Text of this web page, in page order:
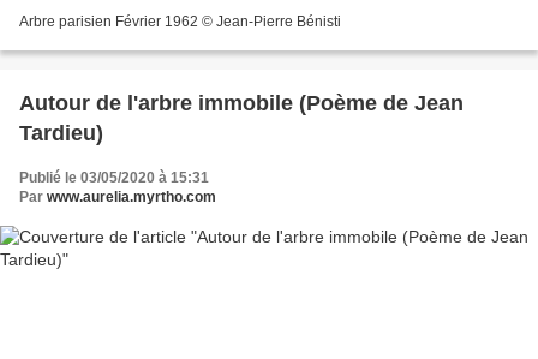
Arbre parisien Février 1962 © Jean-Pierre Bénisti
Autour de l'arbre immobile (Poème de Jean
Tardieu)
Publié le 03/05/2020 à 15:31
Par www.aurelia.myrtho.com